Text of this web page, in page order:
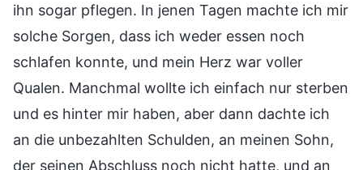
ihn sogar pflegen. In jenen Tagen machte ich mir
solche Sorgen, dass ich weder essen noch
schlafen konnte, und mein Herz war voller
Qualen. Manchmal wollte ich einfach nur sterben
und es hinter mir haben, aber dann dachte ich
an die unbezahlten Schulden, an meinen Sohn,
der seinen Abschluss noch nicht hatte, und an